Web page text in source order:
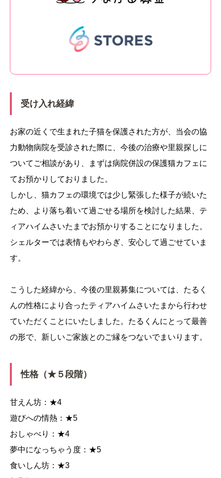
受け入れ経緯
お家の近くで生まれた子猫を保護された方が、当会の協
力動物病院を受診された際に、今後の治療や里親探しに
ついてご相談があり、まずは病院併設の保護猫カフェに
てお預かりしておりました。
しかし、猫カフェの環境では少し緊張した様子が続いた
ため、より落ち着いて過ごせる場所を検討した結果、テ
ィアハイムさいたまでお預かりすることになりました。
シェルターでは表情もやわらぎ、安心して過ごせていま
す。
こうした経緯から、今後の里親募集については、たるく
んの性格により合ったティアハイムさいたまから行わせ
ていただくことにいたしました。たるくんにとって最善
の形で、新しいご家族とのご縁をつないでまいります。
性格（★５段階）
甘えん坊：★4
遊びへの情熱：★5
おしゃべり：★4
夢中になっちゃう度：★5
食いしん坊：★3